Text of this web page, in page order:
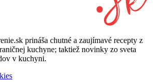
prináša chutné a zaujímavé recepty z
kuchyne; taktiež novinky zo sveta
v kuchyni.